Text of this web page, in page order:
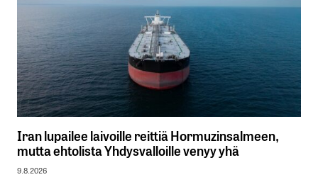
Iran lupailee laivoille reittiä Hormuzinsalmeen,
mutta ehtolista Yhdysvalloille venyy yhä
9.8.2026